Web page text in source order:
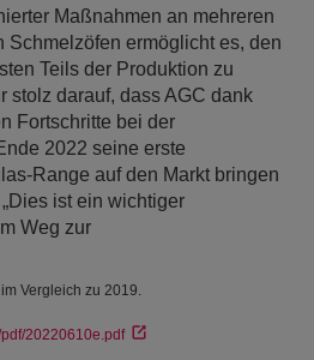
Maßnahmen an mehreren
Schmelzöfen ermöglicht es, den
Teils der Produktion zu
stolz darauf, dass AGC dank
Fortschritte bei der
2022 seine erste
Range auf den Markt bringen
ist ein wichtiger
Weg zur
Vergleich zu 2019.
20220610e.pdf